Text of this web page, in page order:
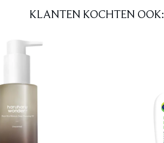
KLANTEN KOCHTEN OOK: